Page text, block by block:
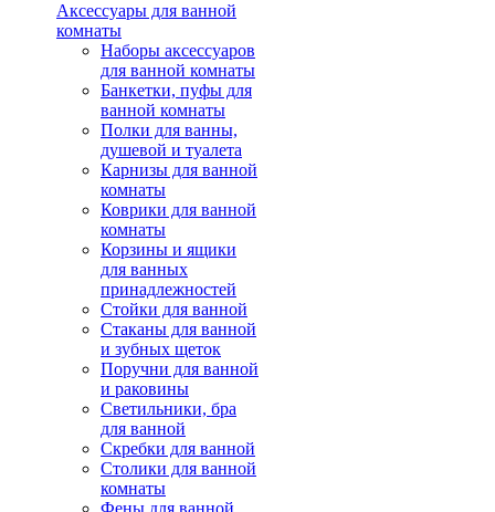
Аксессуары для ванной
комнаты
Наборы аксессуаров
для ванной комнаты
Банкетки, пуфы для
ванной комнаты
Полки для ванны,
душевой и туалета
Карнизы для ванной
комнаты
Коврики для ванной
комнаты
Корзины и ящики
для ванных
принадлежностей
Стойки для ванной
Стаканы для ванной
и зубных щеток
Поручни для ванной
и раковины
Светильники, бра
для ванной
Скребки для ванной
Столики для ванной
комнаты
Фены для ванной